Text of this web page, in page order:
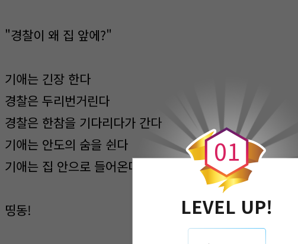
"경찰이 왜 집 앞에?"
기애는 긴장 한다
경찰은 두리번거린다
경찰은 한참을 기다리다가 간다
기애는 안도의 숨을 쉰다
기애는 집 안으로 들어온다
띵동!
0
0
1
LEVEL UP!